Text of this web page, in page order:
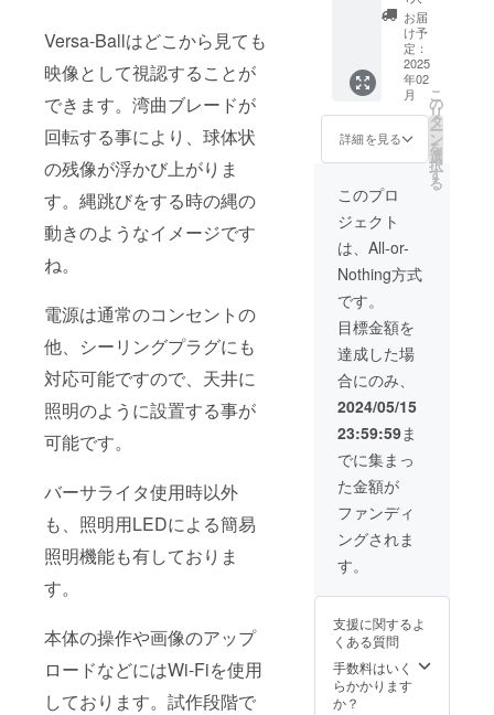
Versa-Ballはどこから見ても
映像として視認することが
できます。湾曲ブレードが
回転する事により、球体状
の残像が浮かび上がりま
す。縄跳びをする時の縄の
動きのようなイメージです
ね。
電源は通常のコンセントの
他、シーリングプラグにも
対応可能ですので、天井に
照明のように設置する事が
可能です。
バーサライタ使用時以外
も、照明用LEDによる簡易
照明機能も有しておりま
す。
本体の操作や画像のアップ
ロードなどにはWi-Fiを使用
しております。試作段階で
プリの
開発が
終了次
第、量
産体制
に入っ
た初回
版の製
品をお
届けす
る予定
でござ
いま
す。 販
売予定
価格よ
供致し
ます。
●製品情
報・仕
様● 台
座直径:
約20cm
台座高
さ:約
7cm ア
クリル
カバー
部分直
PSE認
ACアダ
プ
タ:DC1
2V・
2.5A
お届
け予
定：
2025
年02
月
詳細を見る
こ
の
リ
タ
ー
ン
を
選
択
す
る
このプロ
ジェクト
は、All-or-
Nothing方式
です。
目標金額を
達成した場
合にのみ、
2024/05/15
23:59:59ま
でに集まっ
た金額が
ファンディ
ングされま
す。
支援に関するよ
くある質問
手数料はいく
らかかります
か？